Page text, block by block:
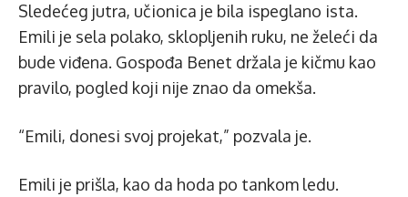
Sledećeg jutra, učionica je bila ispeglano ista.
Emili je sela polako, sklopljenih ruku, ne želeći da
bude viđena. Gospođa Benet držala je kičmu kao
pravilo, pogled koji nije znao da omekša.
“Emili, donesi svoj projekat,” pozvala je.
Emili je prišla, kao da hoda po tankom ledu.